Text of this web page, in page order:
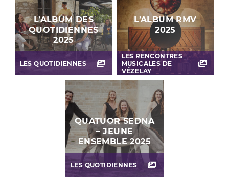
LES QUOTIDIENNES
L’ALBUM DES
QUOTIDIENNES
2025
LES RENCONTRES
MUSICALES DE
VÉZELAY
L’ALBUM RMV
2025
LES QUOTIDIENNES
QUATUOR SEDNA
– JEUNE
ENSEMBLE 2025